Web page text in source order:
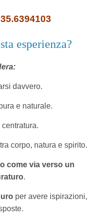
esperienza?
davvero.
e naturale.
corpo, natura e spirito.
come via verso un
.
per avere ispirazioni,